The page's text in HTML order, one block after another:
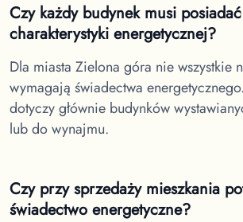
Czy każdy budynek musi
charakterystyki energetycznej?
Dla miasta Zielona góra nie wszystkie
wymagają świadectwa
dotyczy głównie budynków
lub do wynajmu.
Czy przy sprzedaży mieszkania
świadectwo energetyczne?